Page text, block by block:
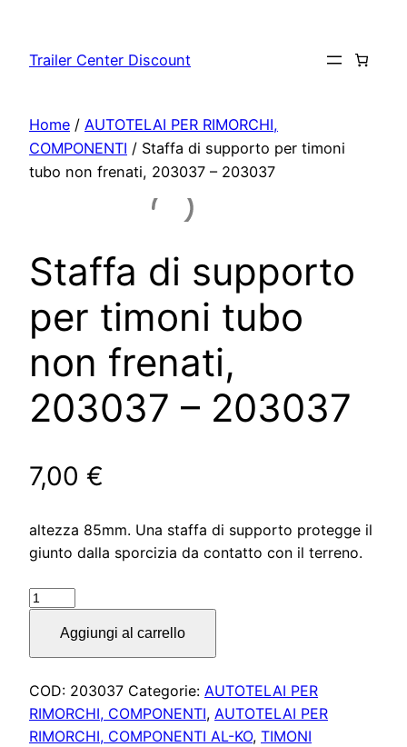
contenuto
Trailer Center Discount
Home / AUTOTELAI PER RIMORCHI,
COMPONENTI / Staffa di supporto per timoni
tubo non frenati, 203037 – 203037
Staffa di supporto
per timoni tubo
non frenati,
203037 – 203037
7,00 €
altezza 85mm. Una staffa di supporto protegge il
giunto dalla sporcizia da contatto con il terreno.
Staffa
supporto
timoni
tubo
non
Aggiungi al carrello
COD: 203037 Categorie: AUTOTELAI PER
RIMORCHI, COMPONENTI, AUTOTELAI PER
RIMORCHI, COMPONENTI AL-KO, TIMONI